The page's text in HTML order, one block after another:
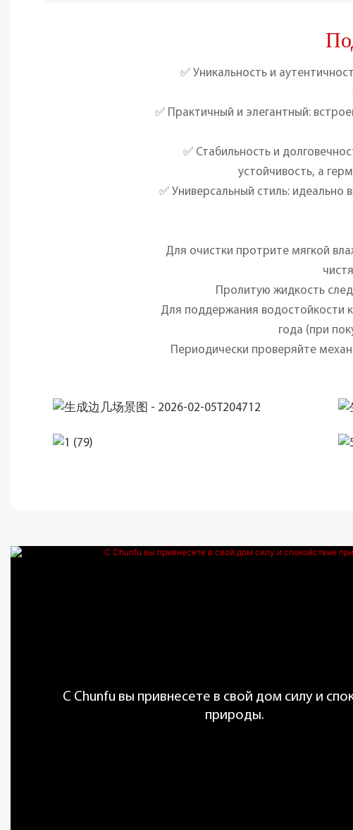
✅ Уникальность и
✅ Практичный и элегантный:
✅ Стабильность и
устойчивость, а
✅ Универсальный стиль:
Для очистки протрите мягкой
Пролитую жидкость
Для поддержания водостойкости
года (при
Периодически проверяйте
С Chunfu вы привнесете в свой дом силу и
природы.